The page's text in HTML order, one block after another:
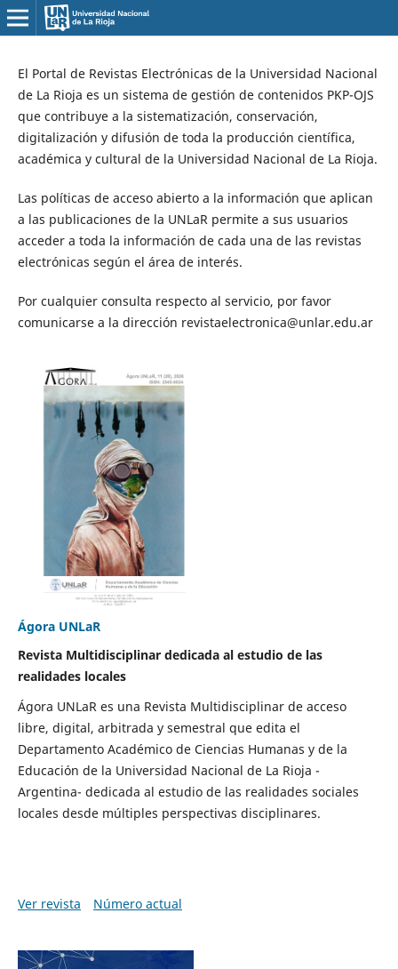
El Portal de Revistas Electrónicas de la Universidad Nacional
de La Rioja es un sistema de gestión de contenidos PKP-OJS
que contribuye a la sistematización, conservación,
digitalización y difusión de toda la producción científica,
académica y cultural de la Universidad Nacional de La Rioja.
Las políticas de acceso abierto a la información que aplican
a las publicaciones de la UNLaR permite a sus usuarios
acceder a toda la información de cada una de las revistas
electrónicas según el área de interés.
Por cualquier consulta respecto al servicio, por favor
comunicarse a la dirección revistaelectronica@unlar.edu.ar
Ágora UNLaR
Revista Multidisciplinar dedicada al estudio de las
realidades locales
Ágora UNLaR es una Revista Multidisciplinar de acceso
libre, digital, arbitrada y semestral que edita el
Departamento Académico de Ciencias Humanas y de la
Educación de la Universidad Nacional de La Rioja -
Argentina- dedicada al estudio de las realidades sociales
locales desde múltiples perspectivas disciplinares.
Ver revista Número actual